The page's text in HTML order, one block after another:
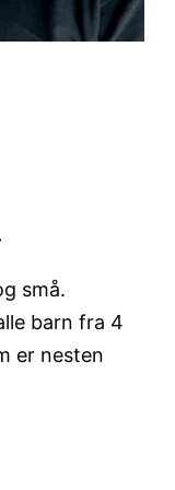
små.
barn fra 4
er nesten